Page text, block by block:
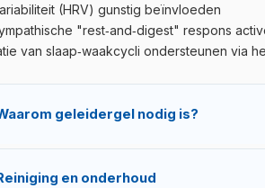
(HRV) gunstig beïnvloeden
"rest‑and‑digest" respons
van slaap‑waakcycli ondersteunen via
geleidergel nodig is?
verbinding dan gewoon water. Bij
en onderhoud